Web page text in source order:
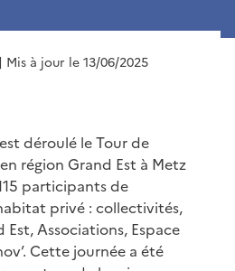
| Mis à jour le 13/06/2025
déroulé le Tour de
en région Grand Est à Metz
participants de
privé : collectivités,
Est, Associations, Espace
Cette journée a été